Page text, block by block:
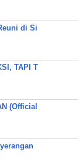
di Si
TAPI T
(Official